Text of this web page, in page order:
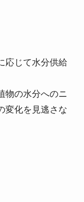
応じて水分供給
物の水分へのニ
変化を見逃さな